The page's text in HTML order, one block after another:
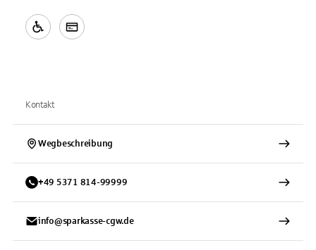
Kontakt
Wegbeschreibung
+49 5371 814-99999
info@sparkasse-cgw.de